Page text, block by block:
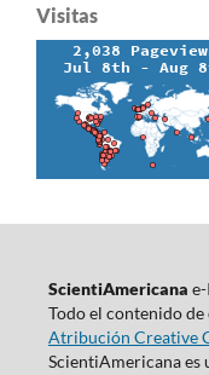
Visitas
ScientiAmericana
Todo el contenido de
Atribución Creative
ScientiAmericana es